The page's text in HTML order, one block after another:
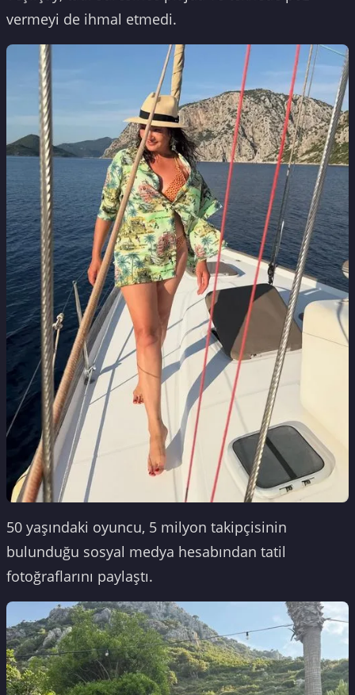
vermeyi de ihmal etmedi.
50 yaşındaki oyuncu, 5 milyon takipçisinin
bulunduğu sosyal medya hesabından tatil
fotoğraflarını paylaştı.